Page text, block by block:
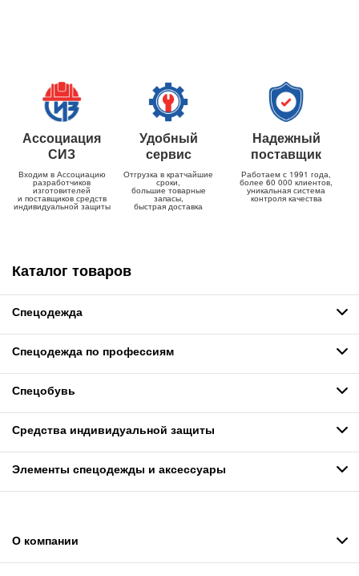
Ассоциация
СИЗ
Входим в Ассоциацию
разработчиков
изготовителей
и поставщиков средств
индивидуальной защиты
Удобный
сервис
Отгрузка в кратчайшие
сроки,
большие товарные
запасы,
быстрая доставка
Надежный
поставщик
Работаем с 1991 года,
более 60 000 клиентов,
уникальная система
контроля качества
Каталог товаров
Спецодежда
Спецодежда по профессиям
Спецобувь
Средства индивидуальной защиты
Элементы спецодежды и аксессуары
О компании